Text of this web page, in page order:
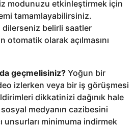
modunuzu etkinleştirmek için
tamamlayabilirsiniz.
belirli saatler
otomatik olarak açılmasını
geçmelisiniz? Yoğun bir
izlerken veya bir iş görüşmesi
dikkatinizi dağınık hale
medyanın cazibesini
unsurları minimuma indirmek